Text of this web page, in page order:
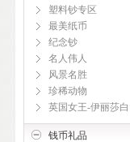
塑料钞专区
最美纸币
纪念钞
名人伟人
风景名胜
珍稀动物
英国女王-伊丽莎白
钱币礼品